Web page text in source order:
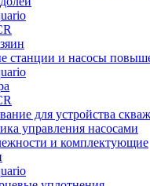
станции и насосы
для устройства
управления насосами
и комплектующие